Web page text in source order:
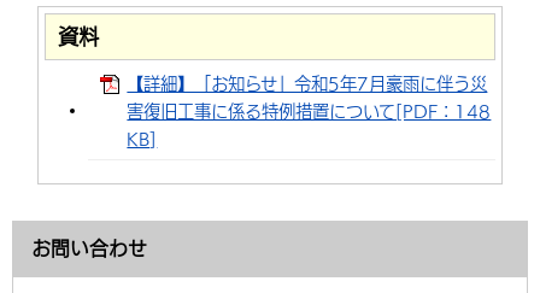
中国語（繁体字） 韓国語（한국어）
組織案内
環境・衛生
外国人の方向け情報
都市整備
手当・助成
相談・支援・情報 計画・施策
観光なび
遊ぶ・体験する グルメ・食べる
買う・おみやげ
市政情報
中津市について 市役所の紹介
地方創生・地域活性化
資料
【詳細】「お知らせ」令和5年7月豪雨に伴う災
害復旧工事に係る特例措置について[PDF：148
KB]
お問い合わせ